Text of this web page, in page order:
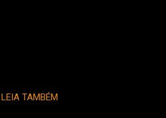
LEIA TAMBÉM